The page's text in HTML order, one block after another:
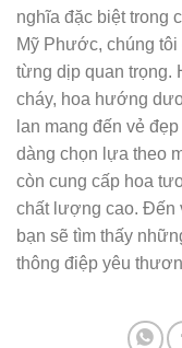
nghĩa đặc biệt trong
Mỹ Phước, chúng
từng dịp quan trọng.
cháy, hoa hướng
lan mang đến vẻ
dàng chọn lựa theo
còn cung cấp hoa
chất lượng cao. Đến
bạn sẽ tìm thấy
thông điệp yêu